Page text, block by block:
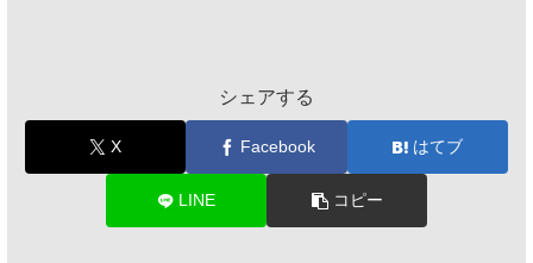
シェアする
X Facebook はてブ
LINE コピー